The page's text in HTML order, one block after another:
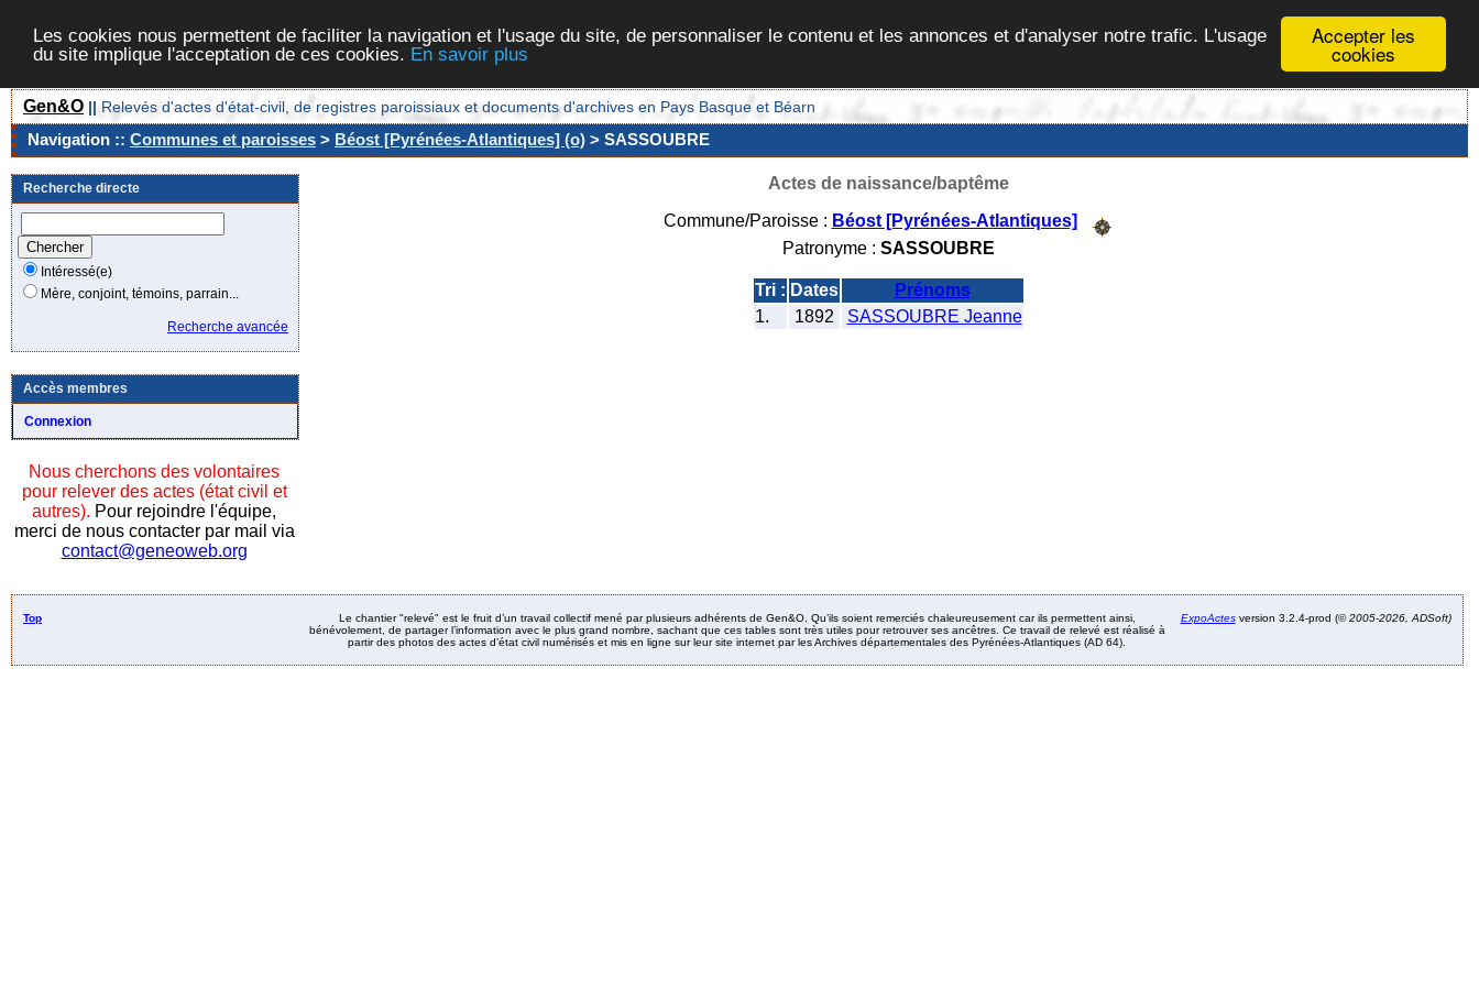
Accepter les
cookies
Les cookies nous permettent de faciliter la navigation et l'usage du site, de personnaliser le contenu et les annonces et d'analyser notre trafic. L'usage
du site implique l'acceptation de ces cookies. En savoir plus
Gen&O || Relevés d'actes d'état-civil, de registres paroissiaux et documents d'archives en Pays Basque et Béarn
Navigation :: Communes et paroisses > Béost [Pyrénées-Atlantiques] (o) > SASSOUBRE
Recherche directe
Intéressé(e)
Mère, conjoint, témoins, parrain...
Recherche avancée
Accès membres
Connexion
Nous cherchons des volontaires
pour relever des actes (état civil et
autres). Pour rejoindre l'équipe,
merci de nous contacter par mail via
contact@geneoweb.org
Actes de naissance/baptême
Commune/Paroisse : Béost [Pyrénées-Atlantiques]
Patronyme : SASSOUBRE
Tri : Dates
Prénoms
1.
1892 SASSOUBRE Jeanne
Top
Le chantier "relevé" est le fruit d’un travail collectif mené par plusieurs adhérents de Gen&O. Qu’ils soient remerciés chaleureusement car ils permettent ainsi,
bénévolement, de partager l’information avec le plus grand nombre, sachant que ces tables sont très utiles pour retrouver ses ancêtres. Ce travail de relevé est réalisé à
partir des photos des actes d’état civil numérisés et mis en ligne sur leur site internet par les Archives départementales des Pyrénées-Atlantiques (AD 64).
ExpoActesversion 3.2.4-prod (©2005-2026, ADSoft)